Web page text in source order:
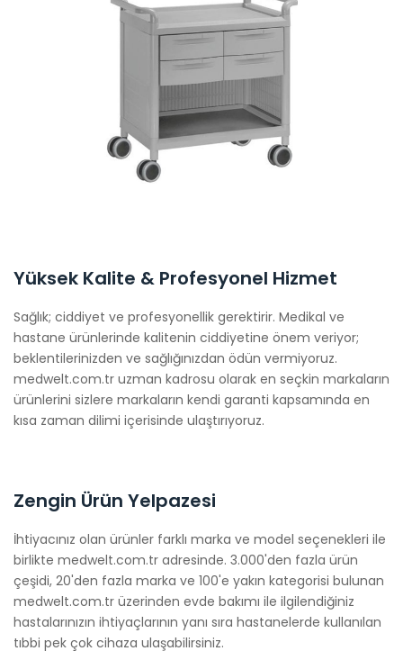
Yüksek Kalite & Profesyonel Hizmet
Sağlık; ciddiyet ve profesyonellik gerektirir. Medikal ve
hastane ürünlerinde kalitenin ciddiyetine önem veriyor;
beklentilerinizden ve sağlığınızdan ödün vermiyoruz.
medwelt.com.tr uzman kadrosu olarak en seçkin markaların
ürünlerini sizlere markaların kendi garanti kapsamında en
kısa zaman dilimi içerisinde ulaştırıyoruz.
Zengin Ürün Yelpazesi
İhtiyacınız olan ürünler farklı marka ve model seçenekleri ile
birlikte medwelt.com.tr adresinde. 3.000'den fazla ürün
çeşidi, 20'den fazla marka ve 100'e yakın kategorisi bulunan
medwelt.com.tr üzerinden evde bakımı ile ilgilendiğiniz
hastalarınızın ihtiyaçlarının yanı sıra hastanelerde kullanılan
tıbbi pek çok cihaza ulaşabilirsiniz.